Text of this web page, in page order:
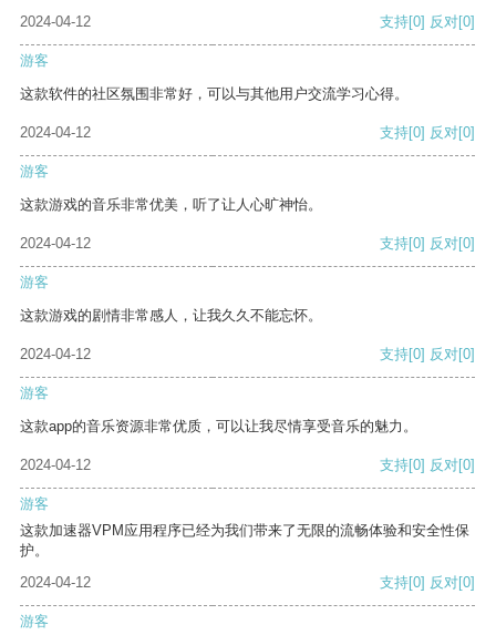
2024-04-12
支持[0] 反对[0]
游客
这款软件的社区氛围非常好，可以与其他用户交流学习心得。
2024-04-12 支持[0] 反对[0]
游客
这款游戏的音乐非常优美，听了让人心旷神怡。
2024-04-12 支持[0] 反对[0]
游客
这款游戏的剧情非常感人，让我久久不能忘怀。
2024-04-12 支持[0] 反对[0]
游客
这款app的音乐资源非常优质，可以让我尽情享受音乐的魅力。
2024-04-12 支持[0] 反对[0]
游客
这款加速器VPM应用程序已经为我们带来了无限的流畅体验和安全性保
护。
2024-04-12
支持[0] 反对[0]
游客